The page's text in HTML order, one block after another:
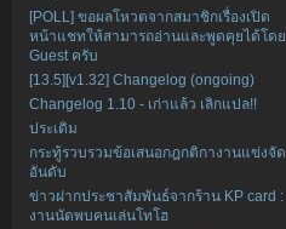
[POLL] ขอผลโหวตจากสมาชิกเรื่องเปิด
หน้าแชทให้สามารถอ่านและพูดคุยได้โดย
Guest ครับ
[13.5][v1.32] Changelog (ongoing)
Changelog 1.10 - เก่าแล้ว เลิกแปล!!
ประเดิม
กระทู้รวบรวมข้อเสนอกฎกติกางานแข่งจัด
อันดับ
ข่าวฝากประชาสัมพันธ์จากร้าน KP card :
งานนัดพบคนเล่นโทโฮ